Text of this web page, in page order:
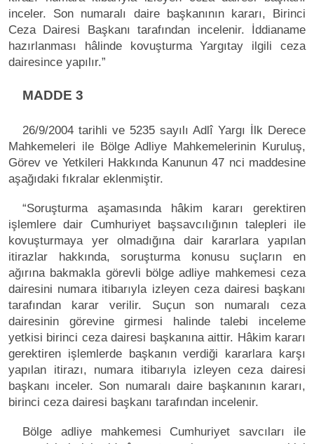
inceler. Son numaralı daire başkanının kararı, Birinci
Ceza Dairesi Başkanı tarafından incelenir. İddianame
hazırlanması hâlinde kovuşturma Yargıtay ilgili ceza
dairesince yapılır.”
MADDE 3
26/9/2004 tarihli ve 5235 sayılı Adlî Yargı İlk Derece
Mahkemeleri ile Bölge Adliye Mahkemelerinin Kuruluş,
Görev ve Yetkileri Hakkında Kanunun 47 nci maddesine
aşağıdaki fıkralar eklenmiştir.
“Soruşturma aşamasında hâkim kararı gerektiren
işlemlere dair Cumhuriyet başsavcılığının talepleri ile
kovuşturmaya yer olmadığına dair kararlara yapılan
itirazlar hakkında, soruşturma konusu suçların en
ağırına bakmakla görevli bölge adliye mahkemesi ceza
dairesini numara itibarıyla izleyen ceza dairesi başkanı
tarafından karar verilir. Suçun son numaralı ceza
dairesinin görevine girmesi halinde talebi inceleme
yetkisi birinci ceza dairesi başkanına aittir. Hâkim kararı
gerektiren işlemlerde başkanın verdiği kararlara karşı
yapılan itirazı, numara itibarıyla izleyen ceza dairesi
başkanı inceler. Son numaralı daire başkanının kararı,
birinci ceza dairesi başkanı tarafından incelenir.
Bölge adliye mahkemesi Cumhuriyet savcıları ile